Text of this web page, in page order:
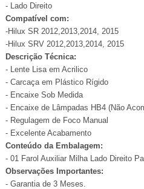
- Lado Direito
Compatível com:
-Hilux SR 2012,2013,2014, 2015
-Hilux SRV 2012,2013,2014, 2015
Descrição Técnica:
- Lente Lisa em Acrilico
- Carcaça em Plástico Rígido
- Encaixe Sob Medida
- Encaixe de Lâmpadas HB4 (Não
- Regulagem de Foco Manual
- Excelente Acabamento
Conteúdo da Embalagem:
- 01 Farol Auxiliar Milha Lado Direito
Observações Importantes:
- Garantia de 3 Meses.